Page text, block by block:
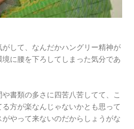
して、なんだかハングリー精神が
に腰を下ろしてしまった気分であ
書類の多さに四苦八苦してて、こ
方が楽なんじゃないかとも思って
やって来ないのだからしょうがな